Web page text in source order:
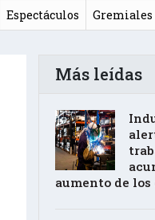
Espectáculos Gremiales
Más leídas
aumento de los